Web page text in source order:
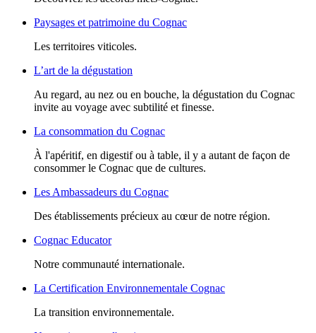
Paysages et patrimoine du Cognac
Les territoires viticoles.
L’art de la dégustation
Au regard, au nez ou en bouche, la dégustation du Cognac
invite au voyage avec subtilité et finesse.
La consommation du Cognac
À l'apéritif, en digestif ou à table, il y a autant de façon de
consommer le Cognac que de cultures.
Les Ambassadeurs du Cognac
Des établissements précieux au cœur de notre région.
Cognac Educator
Notre communauté internationale.
La Certification Environnementale Cognac
La transition environnementale.